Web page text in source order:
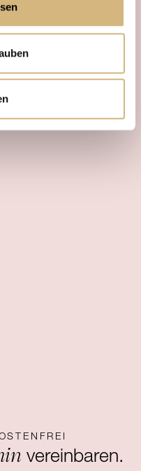
vereinbaren.